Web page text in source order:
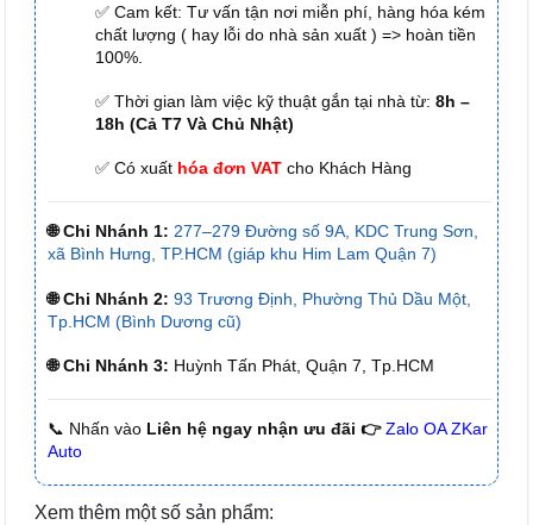
✅ Cam kết: Tư vấn tận nơi miễn phí, hàng hóa kém
chất lượng ( hay lỗi do nhà sản xuất ) => hoàn tiền
100%.
✅ Thời gian làm việc kỹ thuật gắn tại nhà từ: 8h –
18h (Cả T7 Và Chủ Nhật)
✅ Có xuất hóa đơn VAT cho Khách Hàng
🌐 Chi Nhánh 1: 277–279 Đường số 9A, KDC Trung Sơn,
xã Bình Hưng, TP.HCM (giáp khu Him Lam Quận 7)
🌐 Chi Nhánh 2: 93 Trương Định, Phường Thủ Dầu Một,
Tp.HCM (Bình Dương cũ)
🌐 Chi Nhánh 3: Huỳnh Tấn Phát, Quận 7, Tp.HCM
📞 Nhấn vào Liên hệ ngay nhận ưu đãi 👉 Zalo OA ZKar
Auto
Xem thêm một số sản phẩm: